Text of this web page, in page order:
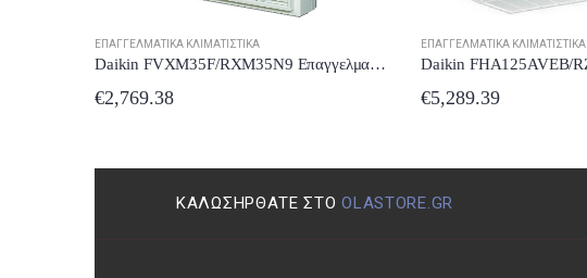
ΕΠΑΓΓΕΛΜΑΤΙΚΆ ΚΛΙΜΑΤΙΣΤΙΚΆ
Daikin FHA125AVEB/RZASG125M7V1B Επαγγελματικό Κλιματιστικό Inverter Οροφής 44000 BTU με Ψυκτικό Υγρό R32
€5,289.39
ΕΠΑΓΓΕΛΜΑΤΙΚΆ ΚΛΙΜΑΤΙΣΤΙΚΆ
€287.69
ΚΑΛΩΣΉΡΘΑΤΕ ΣΤΟOLASTORE.GR